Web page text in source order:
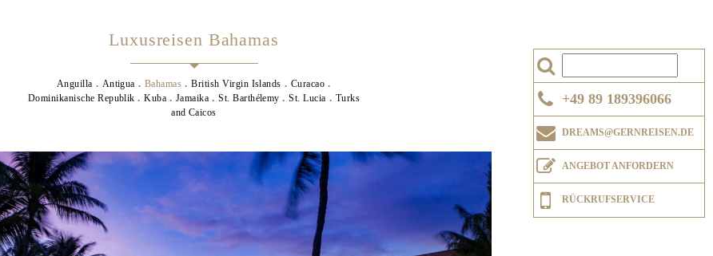
+49 89 189396066
DREAMS@GERNREISEN.DE
ANGEBOT ANFORDERN
RÜCKRUFSERVICE
Luxusreisen Bahamas
Anguilla Antigua Bahamas British Virgin Islands
Curacao
Dominikanische Republik Kuba Jamaika St. Barthélemy St. Lucia
Turks
and Caicos